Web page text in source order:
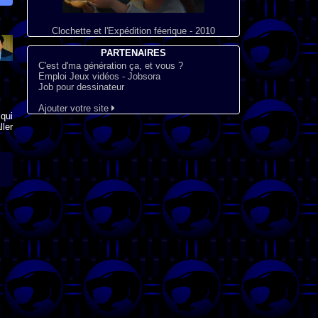
Clochette et l'Expédition féerique - 2010
PARTENAIRES
C'est d'ma génération ça, et vous ?
Emploi Jeux vidéos - Jobsora
Job pour dessinateur
Ajouter votre site